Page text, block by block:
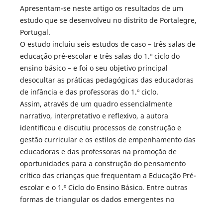
Apresentam-se neste artigo os resultados de um
estudo que se desenvolveu no distrito de Portalegre,
Portugal.
O estudo incluiu seis estudos de caso – três salas de
educação pré-escolar e três salas do 1.º ciclo do
ensino básico – e foi o seu objetivo principal
desocultar as práticas pedagógicas das educadoras
de infância e das professoras do 1.º ciclo.
Assim, através de um quadro essencialmente
narrativo, interpretativo e reflexivo, a autora
identificou e discutiu processos de construção e
gestão curricular e os estilos de empenhamento das
educadoras e das professoras na promoção de
oportunidades para a construção do pensamento
crítico das crianças que frequentam a Educação Pré-
escolar e o 1.º Ciclo do Ensino Básico. Entre outras
formas de triangular os dados emergentes no